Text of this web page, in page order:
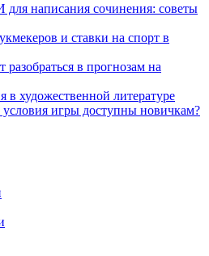
для написания сочинения: советы
и ставки на спорт в
в прогнозам на
художественной литературе
условия игры доступны новичкам?